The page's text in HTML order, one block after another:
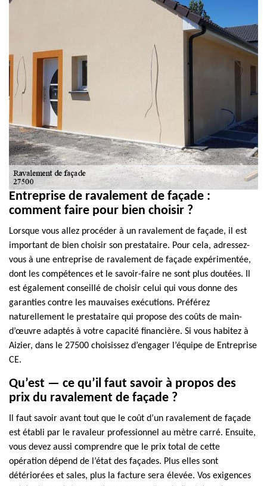
Entreprise de ravalement de façade :
comment faire pour bien choisir ?
Lorsque vous allez procéder à un ravalement de façade, il est
important de bien choisir son prestataire. Pour cela, adressez-
vous à une entreprise de ravalement de façade expérimentée,
dont les compétences et le savoir-faire ne sont plus doutées. Il
est également conseillé de choisir celui qui vous donne des
garanties contre les mauvaises exécutions. Préférez
naturellement le prestataire qui propose des coûts de main-
d’œuvre adaptés à votre capacité financière. Si vous habitez à
Aizier, dans le 27500 choisissez d’engager l’équipe de Entreprise
CE.
Qu’est — ce qu’il faut savoir à propos des
prix du ravalement de façade ?
Il faut savoir avant tout que le coût d’un ravalement de façade
est établi par le ravaleur professionnel au mètre carré. Ensuite,
vous devez aussi comprendre que le prix total de cette
opération dépend de l’état des façades. Plus elles sont
détériorées et sales, plus la facture sera élevée. Vos exigences